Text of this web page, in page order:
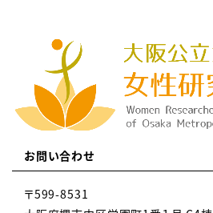
お問い合わせ
〒599-8531